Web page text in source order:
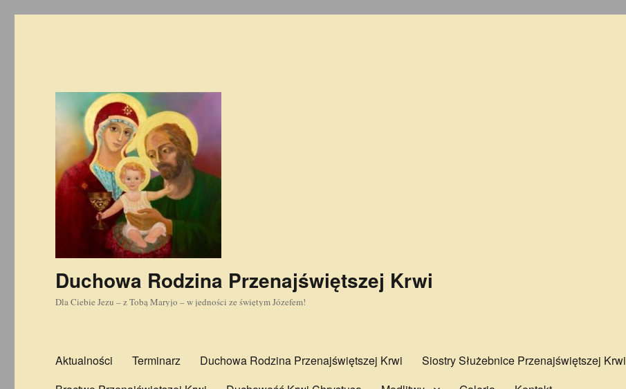
Duchowa Rodzina Przenajświętszej Krwi
Dla Ciebie Jezu – z Tobą Maryjo – w jedności ze świętym Józefem!
Aktualności Terminarz Duchowa Rodzina Przenajświętszej Krwi Siostry Służebnice Przenajświętszej Krwi